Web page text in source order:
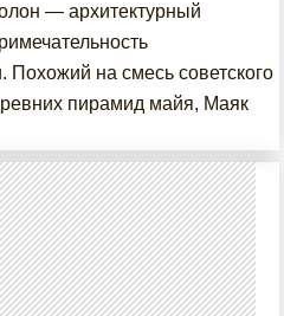
— архитектурный
Похожий на смесь советского
пирамид майя, Маяк